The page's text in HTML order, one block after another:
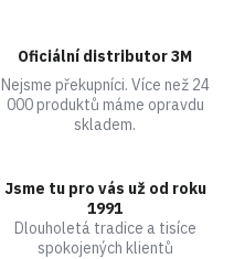
Oficiální distributor 3M
Nejsme překupníci. Více než 24
000 produktů máme opravdu
skladem.
Jsme tu pro vás už od roku
1991
Dlouholetá tradice a tisíce
spokojených klientů